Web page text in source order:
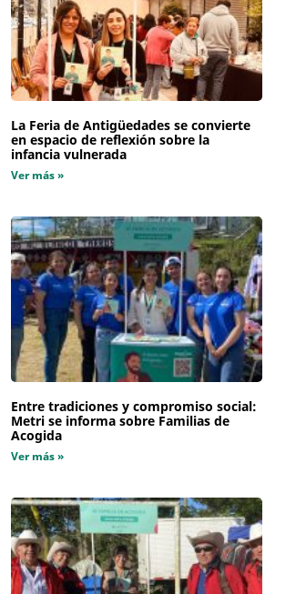
La Feria de Antigüedades se convierte
en espacio de reflexión sobre la
infancia vulnerada
Ver más »
Entre tradiciones y compromiso social:
Metri se informa sobre Familias de
Acogida
Ver más »